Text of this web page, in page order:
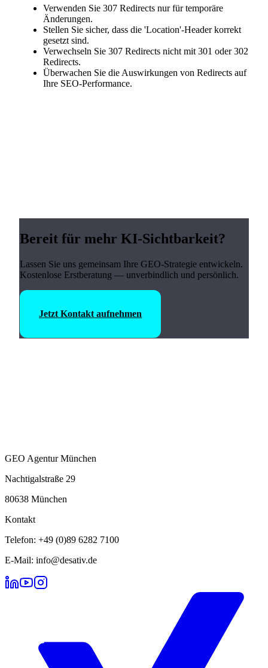
Verwenden Sie 307 Redirects nur für temporäre
Änderungen.
Stellen Sie sicher, dass die 'Location'-Header korrekt
gesetzt sind.
Verwechseln Sie 307 Redirects nicht mit 301 oder 302
Redirects.
Überwachen Sie die Auswirkungen von Redirects auf
Ihre SEO-Performance.
Bereit für mehr KI-Sichtbarkeit?
Lassen Sie uns gemeinsam Ihre GEO-Strategie entwickeln.
Kostenlose Erstberatung — unverbindlich und persönlich.
Jetzt Kontakt aufnehmen
GEO Agentur München
Nachtigalstraße 29
80638 München
Kontakt
Telefon: +49 (0)89 6282 7100
E-Mail: info@desativ.de